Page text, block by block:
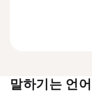
말하기는 언